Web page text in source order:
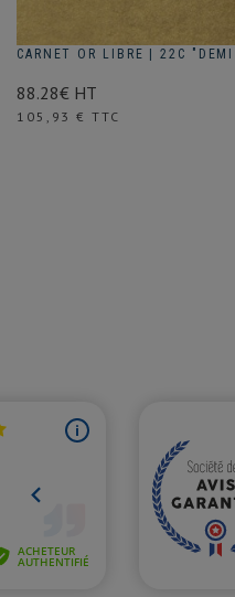
CARNET OR LIBRE | 22C
88.28€ HT
Prix
105,93 € TTC